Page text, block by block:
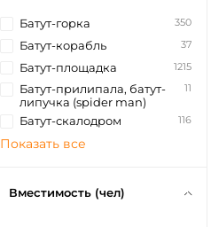
Батут-горка 350
Батут-корабль 37
Батут-площадка 1215
Батут-прилипала, батут-
липучка (spider man)
11
Батут-скалодром 116
Показать все
Вместимость (чел)